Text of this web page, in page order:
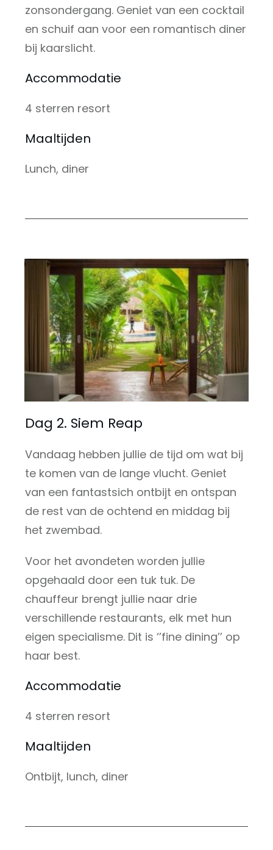
zonsondergang. Geniet van een cocktail
en schuif aan voor een romantisch diner
bij kaarslicht.
Accommodatie
4 sterren resort
Maaltijden
Lunch, diner
Dag 2. Siem Reap
Vandaag hebben jullie de tijd om wat bij
te komen van de lange vlucht. Geniet
van een fantastsich ontbijt en ontspan
de rest van de ochtend en middag bij
het zwembad.
Voor het avondeten worden jullie
opgehaald door een tuk tuk. De
chauffeur brengt jullie naar drie
verschillende restaurants, elk met hun
eigen specialisme. Dit is ‘’fine dining’’ op
haar best.
Accommodatie
4 sterren resort
Maaltijden
Ontbijt, lunch, diner